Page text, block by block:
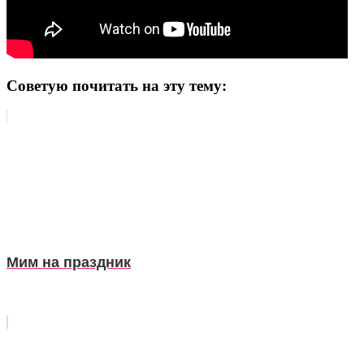
Советую почитать на эту тему:
Мим на праздник